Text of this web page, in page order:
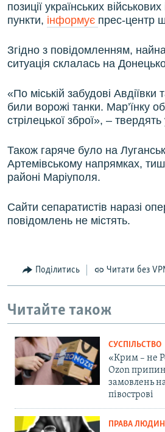
Усі сайти RFE/RL
позиції українських
пункти, інформує прес-центр
Згідно з повідомленням,
ситуація склалась на
«По міській забудові Авдіївки
били ворожі танки. Мар’їнку
стрілецької зброї», – твердять
Також гаряче було на
Артемівському напрямках,
районі Маріуполя.
Сайти сепаратистів наразі
повідомлень не містять.
Поділитись Читати без
Читайте також
СУСПІЛЬСТВО
«Крим – не
Ozon
замовлень
півострові
ПРАВА